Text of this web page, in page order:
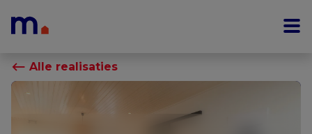
⟵ Alle realisaties